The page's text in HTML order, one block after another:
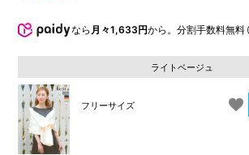
なら 月々1,633円から。分割手数料無料
ライトベージュ
フリーサイズ